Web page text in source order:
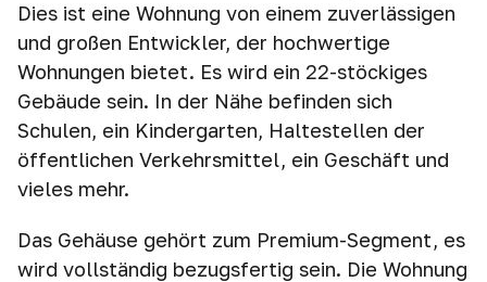
Dies ist eine Wohnung von einem zuverlässigen
und großen Entwickler, der hochwertige
Wohnungen bietet. Es wird ein 22-stöckiges
Gebäude sein. In der Nähe befinden sich
Schulen, ein Kindergarten, Haltestellen der
öffentlichen Verkehrsmittel, ein Geschäft und
vieles mehr.
Das Gehäuse gehört zum Premium-Segment, es
wird vollständig bezugsfertig sein. Die Wohnung